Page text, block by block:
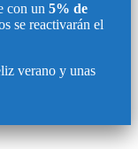
con un 5% de
se reactivarán el
verano y unas